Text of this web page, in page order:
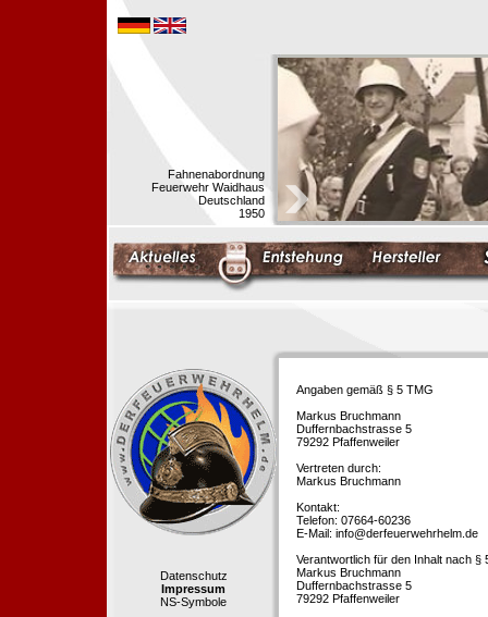
Fahnenabordnung
Feuerwehr Waidhaus
Deutschland
1950
Datenschutz
Impressum
NS-Symbole
Angaben gemäß § 5 TMG
Markus Bruchmann
Duffernbachstrasse 5
79292 Pfaffenweiler
Vertreten durch:
Markus Bruchmann
Kontakt:
Telefon: 07664-60236
E-Mail: info@derfeuerwehrhelm.de
Verantwortlich für den Inhalt nach §
Markus Bruchmann
Duffernbachstrasse 5
79292 Pfaffenweiler